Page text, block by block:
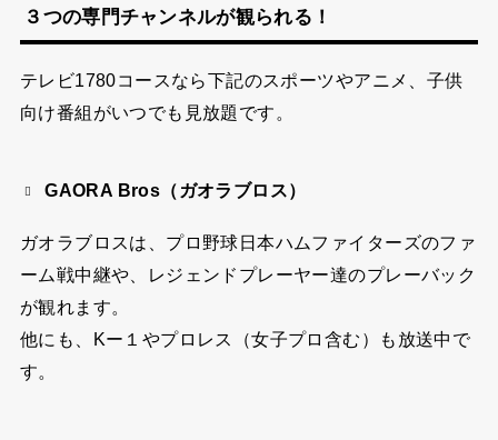
３つの専門チャンネルが観られる！
テレビ1780コースなら下記のスポーツやアニメ、子供
向け番組がいつでも見放題です。
GAORA Bros（ガオラブロス）
ガオラブロスは、プロ野球日本ハムファイターズのファ
ーム戦中継や、レジェンドプレーヤー達のプレーバック
が観れます。
他にも、Kー１やプロレス（女子プロ含む）も放送中で
す。